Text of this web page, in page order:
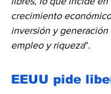
crecimiento
inversión y
empleo y riqueza".
EEUU pide